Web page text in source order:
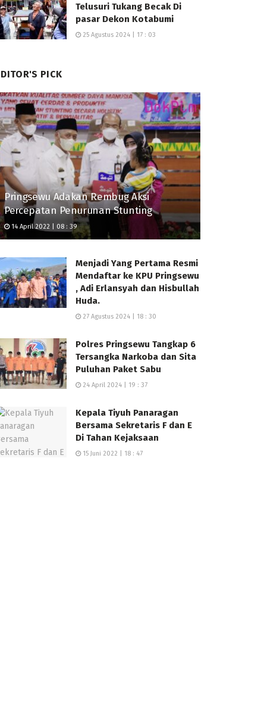
Telusuri Tukang Becak Di
pasar Dekon Kotabumi
25 Agustus 2024 | 17 : 03
PICK
Pringsewu Adakan Rembug Aksi
Percepatan Penurunan Stunting
14 April 2022 | 08 : 39
Menjadi Yang Pertama Resmi
Mendaftar ke KPU Pringsewu
, Adi Erlansyah dan Hisbullah
Huda.
27 Agustus 2024 | 18 : 30
Polres Pringsewu Tangkap 6
Tersangka Narkoba dan Sita
Puluhan Paket Sabu
24 April 2024 | 19 : 37
Kepala Tiyuh Panaragan
Bersama Sekretaris F dan E
Di Tahan Kejaksaan
15 Juni 2022 | 18 : 47